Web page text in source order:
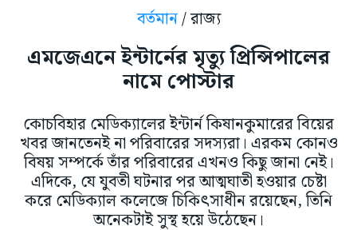
বর্তমান/ রাজ্য
এমজেএনে ইন্টার্নের মৃত্যু প্রিন্সিপালের
নামে পোস্টার
কোচবিহার মেডিক্যালের ইন্টার্ন কিষানকুমারের বিয়ের
খবর জানতেনই না পরিবারের সদস্যরা। এরকম কোনও
বিষয় সম্পর্কে তাঁর পরিবারের এখনও কিছু জানা নেই।
এদিকে, যে যুবতী ঘটনার পর আত্মঘাতী হওয়ার চেষ্টা
করে মেডিক্যাল কলেজে চিকিৎসাধীন রয়েছেন, তিনি
অনেকটাই সুস্থ হয়ে উঠেছেন।